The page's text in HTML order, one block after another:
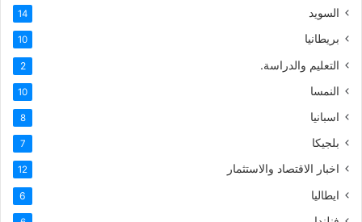
السويد 14
بريطانيا 10
التعليم والدراسة. 2
النمسا 10
اسبانيا 8
بلجيكا 7
اخبار الاقتصاد والاستثمار 12
ايطاليا 6